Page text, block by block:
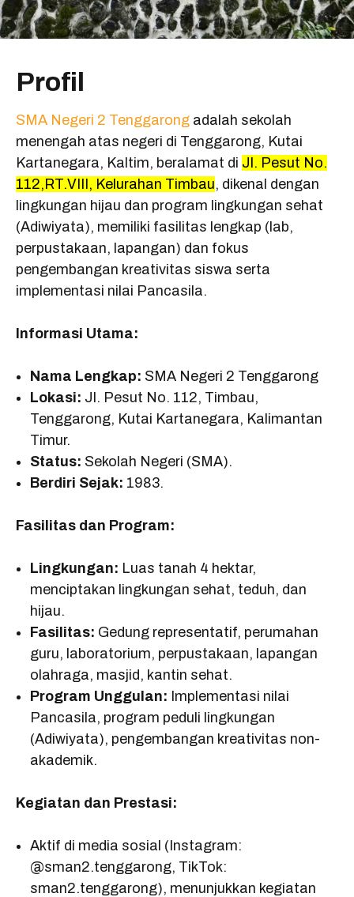
Profil
SMA Negeri 2 Tenggarong adalah sekolah
menengah atas negeri di Tenggarong, Kutai
Kartanegara, Kaltim, beralamat di Jl. Pesut No.
112,RT.VIII, Kelurahan Timbau, dikenal dengan
lingkungan hijau dan program lingkungan sehat
(Adiwiyata), memiliki fasilitas lengkap (lab,
perpustakaan, lapangan) dan fokus
pengembangan kreativitas siswa serta
implementasi nilai Pancasila.
Informasi Utama:
Nama Lengkap: SMA Negeri 2 Tenggarong
Lokasi: Jl. Pesut No. 112, Timbau,
Tenggarong, Kutai Kartanegara, Kalimantan
Timur.
Status: Sekolah Negeri (SMA).
Berdiri Sejak: 1983.
Fasilitas dan Program:
Lingkungan: Luas tanah 4 hektar,
menciptakan lingkungan sehat, teduh, dan
hijau.
Fasilitas: Gedung representatif, perumahan
guru, laboratorium, perpustakaan, lapangan
olahraga, masjid, kantin sehat.
Program Unggulan: Implementasi nilai
Pancasila, program peduli lingkungan
(Adiwiyata), pengembangan kreativitas non-
akademik.
Kegiatan dan Prestasi:
Aktif di media sosial (Instagram:
@sman2.tenggarong, TikTok:
sman2.tenggarong), menunjukkan kegiatan